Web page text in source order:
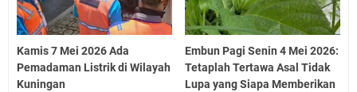
Kamis 7 Mei 2026 Ada
Pemadaman Listrik di Wilayah
Kuningan
Embun Pagi Senin 4 Mei 2026:
Tetaplah Tertawa Asal Tidak
Lupa yang Siapa Memberikan